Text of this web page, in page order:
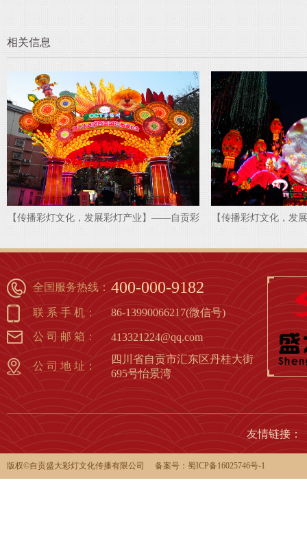
相关信息
【传播彩灯文化，发展彩灯产业】——自贡彩
自贡彩灯能为
全国服务热线： 400-000-9182
联 系 手 机： 86-13990066217(微信号)
公 司 邮 箱： 413321224@qq.com
公 司 地 址：
四川省自贡市汇东区丹桂大街
695号怡景湾
友情链接：
版权©️自贡盛大彩灯文化传播有限公司 备案号： 蜀ICP备16025746号-1